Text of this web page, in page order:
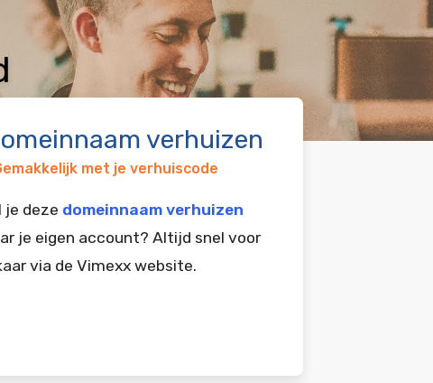
verhuizen
met je verhuiscode
je deze domeinnaam verhuizen
je eigen account? Altijd snel voor
via de Vimexx website.